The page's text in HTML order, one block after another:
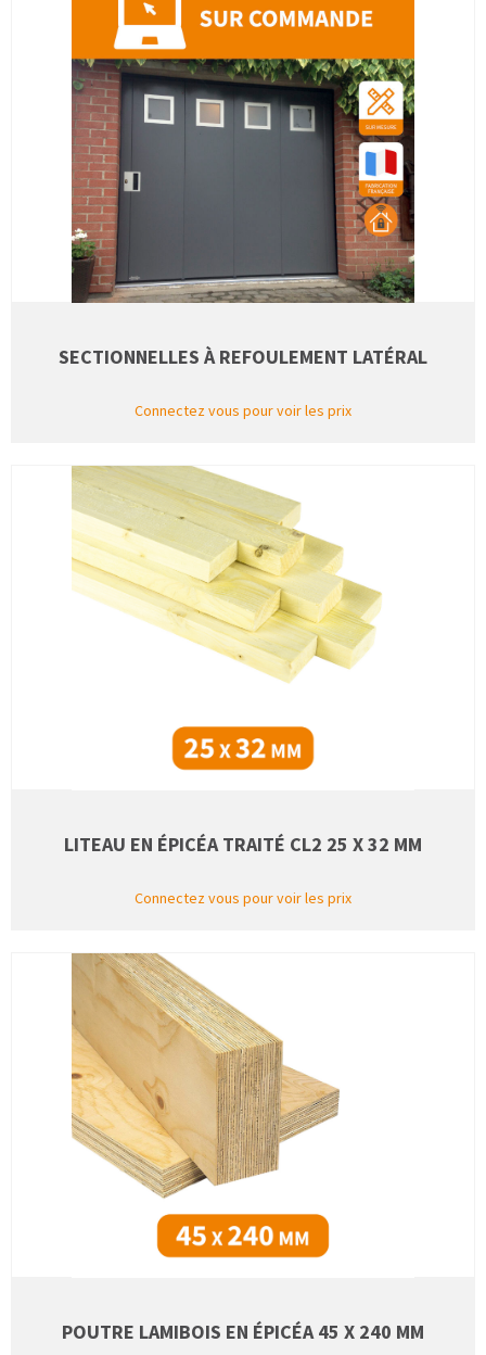
SECTIONNELLES À REFOULEMENT LATÉRAL
Connectez vous pour voir les prix
LITEAU EN ÉPICÉA TRAITÉ CL2 25 X 32 MM
Connectez vous pour voir les prix
POUTRE LAMIBOIS EN ÉPICÉA 45 X 240 MM